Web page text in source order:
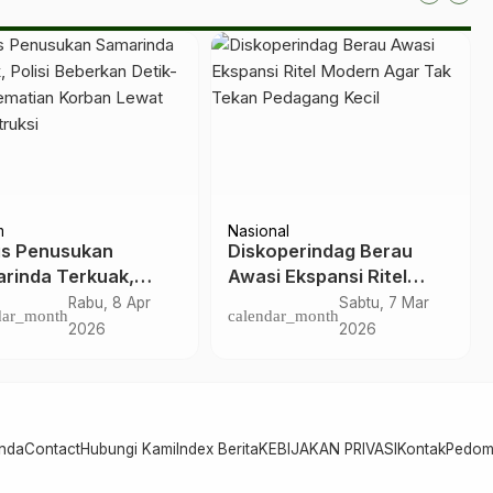
Pemkab
Awasi Ketat
Pertambangan
Senin, 22 Jul
2024
DPRD Berau
Kurang Perawatan,
Banyak PJU di Berau
Mati Berbulan-bulan
calendar_month
Senin, 3 Mar
2025
ContactHubungi Kami Index BeritaKEBIJAKAN PRIVASI Kontak